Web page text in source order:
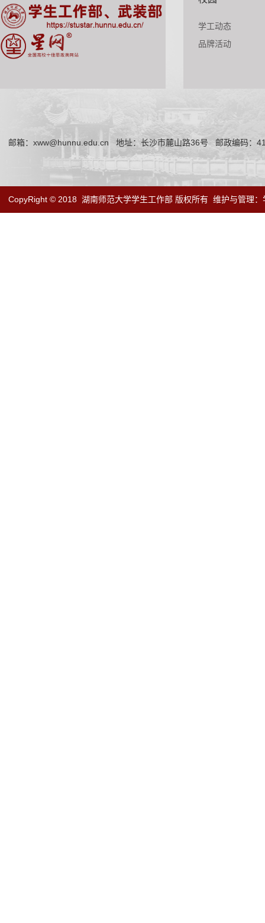
学工动态
品牌活动
邮箱：xww@hunnu.edu.cn 地址：长沙市麓山路36号 邮政编码：
CopyRight © 2018 湖南师范大学学生工作部 版权所有 维护与管理：